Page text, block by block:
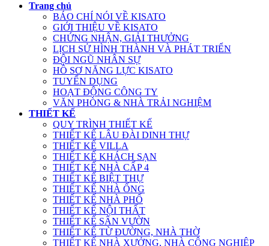
Trang chủ
BÁO CHÍ NÓI VỀ KISATO
GIỚI THIỆU VỀ KISATO
CHỨNG NHẬN, GIẢI THƯỞNG
LỊCH SỬ HÌNH THÀNH VÀ PHÁT TRIỂN
ĐỘI NGŨ NHÂN SỰ
HỒ SƠ NĂNG LỰC KISATO
TUYỂN DỤNG
HOẠT ĐỘNG CÔNG TY
VĂN PHÒNG & NHÀ TRẢI NGHIỆM
THIẾT KẾ
QUY TRÌNH THIẾT KẾ
THIẾT KẾ LÂU ĐÀI DINH THỰ
THIẾT KẾ VILLA
THIẾT KẾ KHÁCH SẠN
THIẾT KẾ NHÀ CẤP 4
THIẾT KẾ BIỆT THỰ
THIẾT KẾ NHÀ ỐNG
THIẾT KẾ NHÀ PHỐ
THIẾT KẾ NỘI THẤT
THIẾT KẾ SÂN VƯỜN
THIẾT KẾ TỪ ĐƯỜNG, NHÀ THỜ
THIẾT KẾ NHÀ XƯỞNG, NHÀ CÔNG NGHIỆP